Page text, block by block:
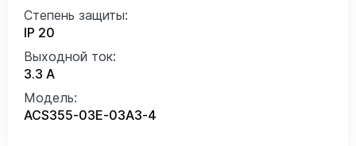
Степень защиты:
IP 20
Выходной ток:
3.3 А
Модель:
ACS355-03E-03A3-4